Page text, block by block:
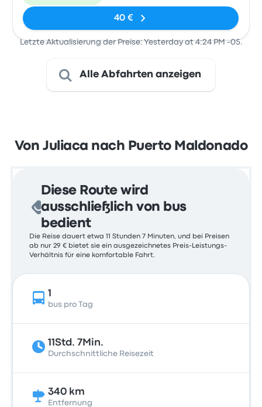
40 €
Letzte Aktualisierung der Preise: Yesterday at 4:24 PM -05.
Alle Abfahrten anzeigen
Von Juliaca nach Puerto Maldonado
Diese Route wird
ausschließlich von bus
bedient
Die Reise dauert etwa 11 Stunden 7 Minuten, und bei Preisen
ab nur 29 € bietet sie ein ausgezeichnetes Preis-Leistungs-
Verhältnis für eine komfortable Fahrt.
1
bus pro Tag
11Std. 7Min.
Durchschnittliche Reisezeit
340 km
Entfernung